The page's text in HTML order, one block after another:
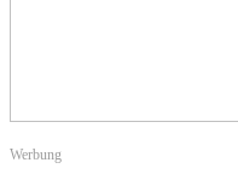
Werbung